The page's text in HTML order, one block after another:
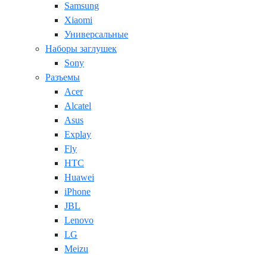
Samsung
Xiaomi
Универсальные
Наборы заглушек
Sony
Разъемы
Acer
Alcatel
Asus
Explay
Fly
HTC
Huawei
iPhone
JBL
Lenovo
LG
Meizu